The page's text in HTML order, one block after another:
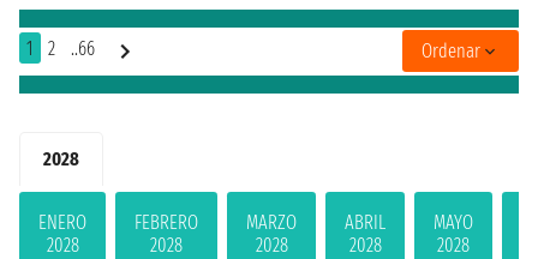
2028
ENERO
2028
FEBRERO
2028
MARZO
2028
ABRIL
2028
MAYO
2028
1 2 ..66 Ordenar